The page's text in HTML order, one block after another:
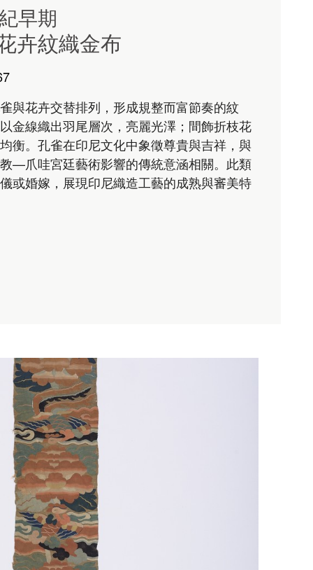
早期
卉紋織金布
與花卉交替排列，形成規整而富節奏的紋
金線織出羽尾層次，亮麗光澤；間飾折枝花
衡。孔雀在印尼文化中象徵尊貴與吉祥，與
—爪哇宮廷藝術影響的傳統意涵相關。此類
或婚嫁，展現印尼織造工藝的成熟與審美特